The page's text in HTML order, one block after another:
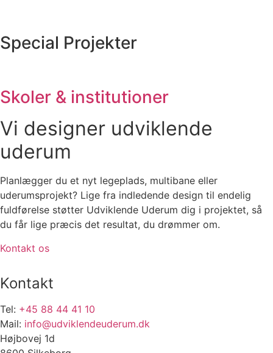
Special Projekter
Skoler & institutioner
Vi designer udviklende
uderum
Planlægger du et nyt legeplads, multibane eller
uderumsprojekt? Lige fra indledende design til endelig
fuldførelse støtter Udviklende Uderum dig i projektet, så
du får lige præcis det resultat, du drømmer om.
Kontakt os
Kontakt
Tel: +45 88 44 41 10
Mail: info@udviklendeuderum.dk
Højbovej 1d